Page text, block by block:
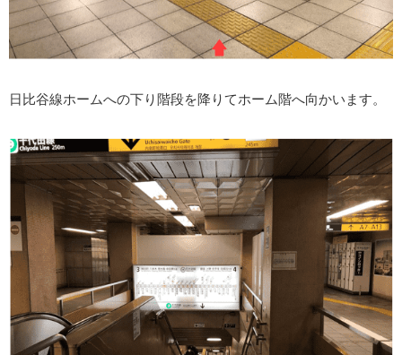
日比谷線ホームへの下り階段を降りてホーム階へ向かいます。